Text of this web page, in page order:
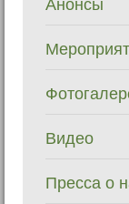
Анонсы
Видео
Пресса о